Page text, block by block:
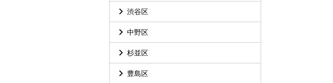
渋谷区
中野区
杉並区
豊島区